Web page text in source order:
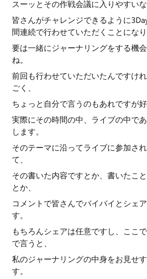
スーッとその作戦会議に入りやすいな
皆さんがチャレンジできるように
間連続で行わせていただくことになり
要は一緒にジャーナリングをする機
ね。
前回も行わせていただいたんですけ
ごく、
ちょっと自分で言うのもあれですが好
実際にその時間の中、ライブの中で
します。
そのテーマに沿ってライブに参加さ
て、
その書いた内容ですとか、書いたこ
とか、
コメントで皆さんでバイバイとシェ
す。
もちろんシェアは任意ですし、ここ
で言うと、
私のジャーナリングの中身をお見せ
す。